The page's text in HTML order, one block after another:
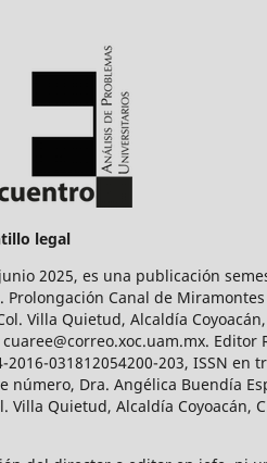
legal
2025, es una publicación
Canal de Miramontes
Villa Quietud, Alcaldía
Editor
031812054200-203, ISSN
Dra. Angélica Buendía
Quietud, Alcaldía Coyoacán,